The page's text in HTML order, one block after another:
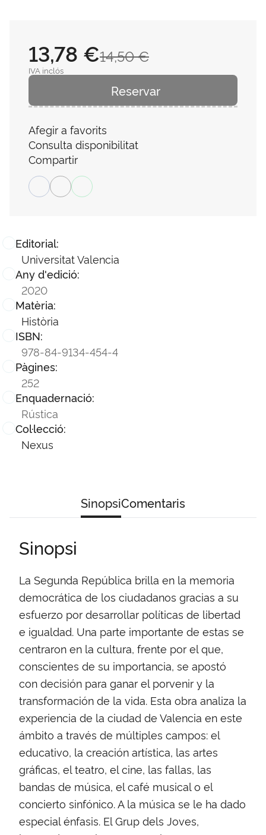
Editorial:
Universitat Valencia
Any d'edició:
2020
Matèria:
Història
ISBN:
978-84-9134-454-4
Pàgines:
252
Enquadernació:
Rústica
Col·lecció:
Nexus
14,50 €
13,78 €
IVA inclós
Reservar
Afegir a favorits
Consulta disponibilitat
Compartir
SinopsiComentaris
Sinopsi
La Segunda República brilla en la memoria
democrática de los ciudadanos gracias a su
esfuerzo por desarrollar políticas de libertad
e igualdad. Una parte importante de estas se
centraron en la cultura, frente por el que,
conscientes de su importancia, se apostó
con decisión para ganar el porvenir y la
transformación de la vida. Esta obra analiza la
experiencia de la ciudad de Valencia en este
ámbito a través de múltiples campos: el
educativo, la creación artística, las artes
gráficas, el teatro, el cine, las fallas, las
bandas de música, el café musical o el
concierto sinfónico. A la música se le ha dado
especial énfasis. El Grup dels Joves,